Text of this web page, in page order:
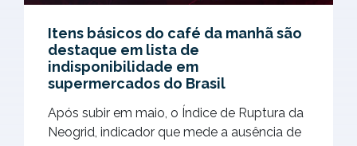
Itens básicos do café da manhã são
destaque em lista de
indisponibilidade em
supermercados do Brasil
Após subir em maio, o Índice de Ruptura da
Neogrid, indicador que mede a ausência de